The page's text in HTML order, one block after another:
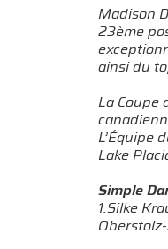
Madison
23ème
ainsi du
La Coupe
L’Équipe
Lake
Simple
1.Silke